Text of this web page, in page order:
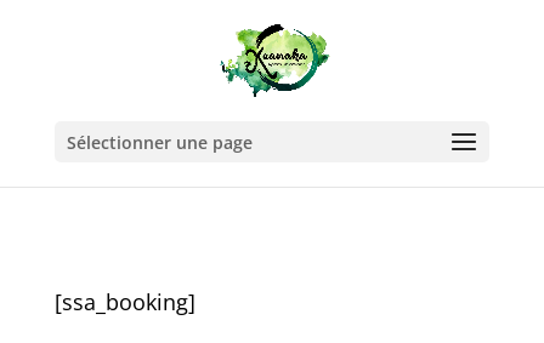
Sélectionner une page
[ssa_booking]